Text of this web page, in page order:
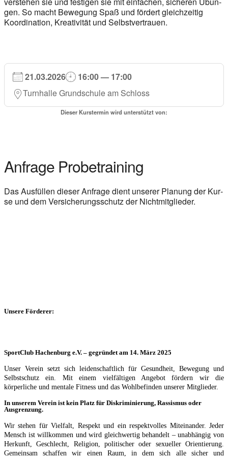
gen. So macht Bewe­gung Spaß und för­dert gleich­zei­tig
Koor­di­na­ti­on, Krea­ti­vi­tät und Selbst­ver­trau­en.
21.03.2026
16:00 — 17:00
Turn­hal­le Grund­schu­le am Schloss
Die­ser Kurs­ter­min wird unter­stützt von:
Anfra­ge Pro­be­trai­ning
Das Aus­fül­len die­ser Anfra­ge dient unse­rer Pla­nung der Kur­
se und dem Ver­si­che­rungs­schutz der Nicht­mit­glie­der.
Unsere Förderer:
SportClub Hachenburg e.V. – gegründet am 14. März 2025
Unser Verein setzt sich leidenschaftlich für Gesundheit, Bewegung und
Selbstschutz ein. Mit einem vielfältigen Angebot fördern wir die
körperliche und mentale Fitness und das Wohlbefinden unserer Mitglieder.
In unserem Verein ist kein Platz für Diskriminierung, Rassismus oder
Ausgrenzung.
Wir stehen für Vielfalt, Respekt und ein respektvolles Miteinander. Jeder
Mensch ist willkommen und wird gleichwertig behandelt – unabhängig von
Herkunft, Geschlecht, Religion, politischer oder sexueller Orientierung.
Gemeinsam schaffen wir einen Raum, in dem sich alle sicher und